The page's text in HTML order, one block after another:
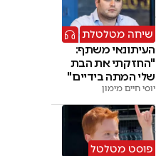
שיחה מטלטלת
העיתונאי משתף:
"החזקתי את הבת
שלי המתה בידיים"
יוסי חיים מימון
פוסט מטלטל